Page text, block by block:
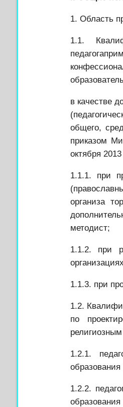
1. Область
1.1.
педагога
в качестве
общего,
приказом
октября
1.1.1. при
организа
методист;
1.1.2. при
1.1.3. при
1.2.
по
1.2.1.
1.2.2.